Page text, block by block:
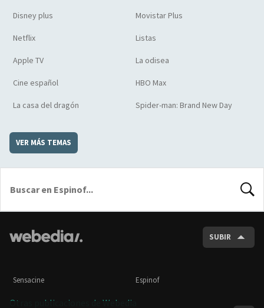
Disney plus Movistar Plus
Netflix Listas
Apple TV La odisea
Cine español HBO Max
La casa del dragón Spider-man: Brand New Day
VER MÁS TEMAS
SUBIR
Sensacine Espinof
Otras publicaciones de Webedia